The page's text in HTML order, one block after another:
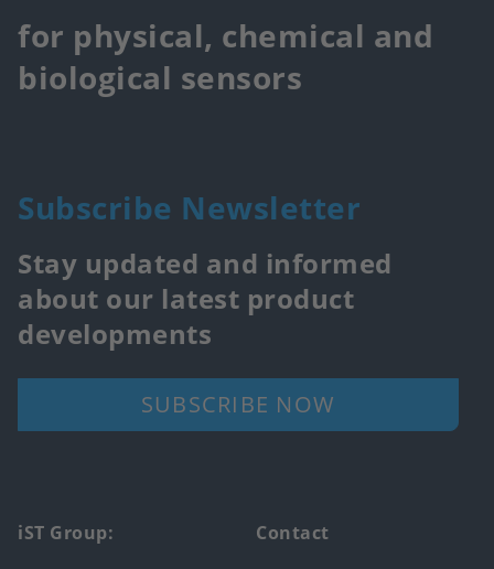
for physical, chemical and
biological sensors
Subscribe Newsletter
Stay updated and informed
about our latest product
developments
SUBSCRIBE NOW
Footer
iST Group: Contact